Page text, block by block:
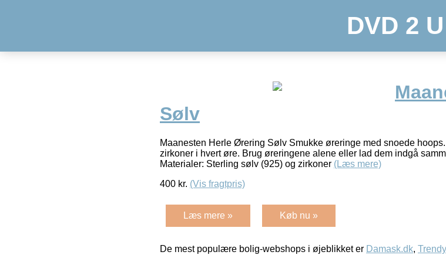
DVD 2 U
Sølv
Maanesten Herle Ørering Sølv Smukke øreringe med snoede
zirkoner i hvert øre. Brug øreringene alene eller lad dem indgå
Materialer: Sterling sølv (925) og zirkoner (Læs mere)
400 kr. (Vis fragtpris)
Læs mere » Køb nu »
De mest populære bolig-webshops i øjeblikket er Damask.dk,